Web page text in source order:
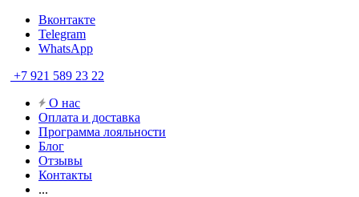
Вконтакте
Telegram
WhatsApp
+7 921 589 23 22
О нас
Оплата и доставка
Программа лояльности
Блог
Отзывы
Контакты
...